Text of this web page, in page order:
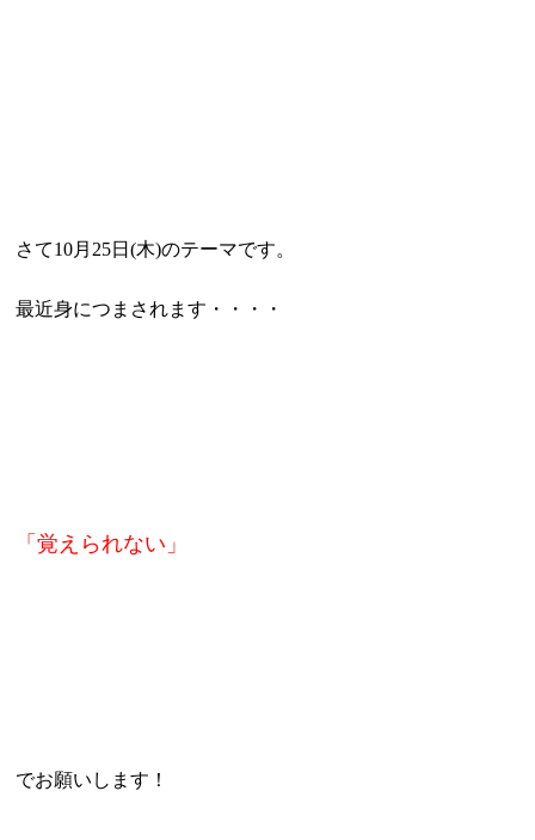
さて10月25日(木)のテーマです。
最近身につまされます・・・・
「覚えられない」
でお願いします！